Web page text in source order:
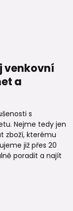
venkovní
a
s
Nejme tedy jen
zboží, kterému
již přes 20
poradit a najít